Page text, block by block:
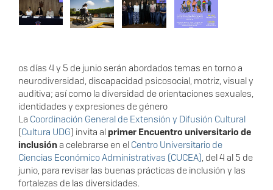
os días 4 y 5 de junio serán abordados temas en torno a
neurodiversidad, discapacidad psicosocial, motriz, visual y
auditiva; así como la diversidad de orientaciones sexuales,
identidades y expresiones de género
La Coordinación General de Extensión y Difusión Cultural
(Cultura UDG) invita al primer Encuentro universitario de
inclusióna celebrarse en el Centro Universitario de
Ciencias Económico Administrativas (CUCEA), del 4 al 5 de
junio, para revisar las buenas prácticas de inclusión y las
fortalezas de las diversidades.